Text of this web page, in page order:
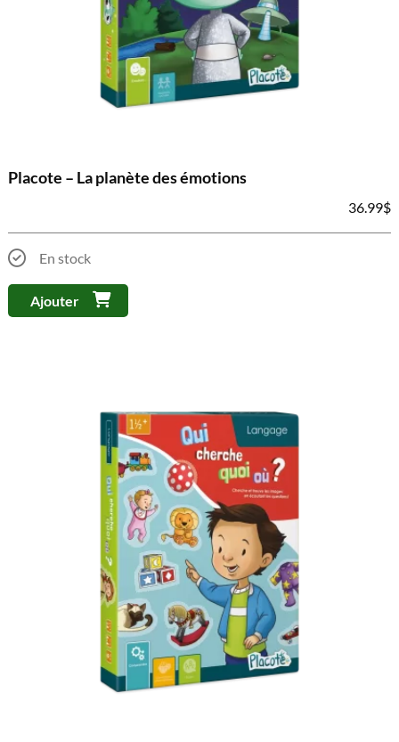
Placote – La planète des émotions
36.99$
En stock
Ajouter